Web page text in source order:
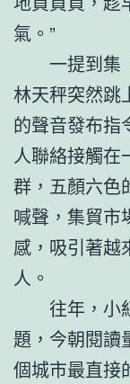
氣。”
一提到集
林天秤突然跳
的聲音發布指
人聯絡接觸在
群，五顏六色
喊聲，集貿市
感，吸引著越
人。
往年，小
題，今朝閱讀
個城市最直接